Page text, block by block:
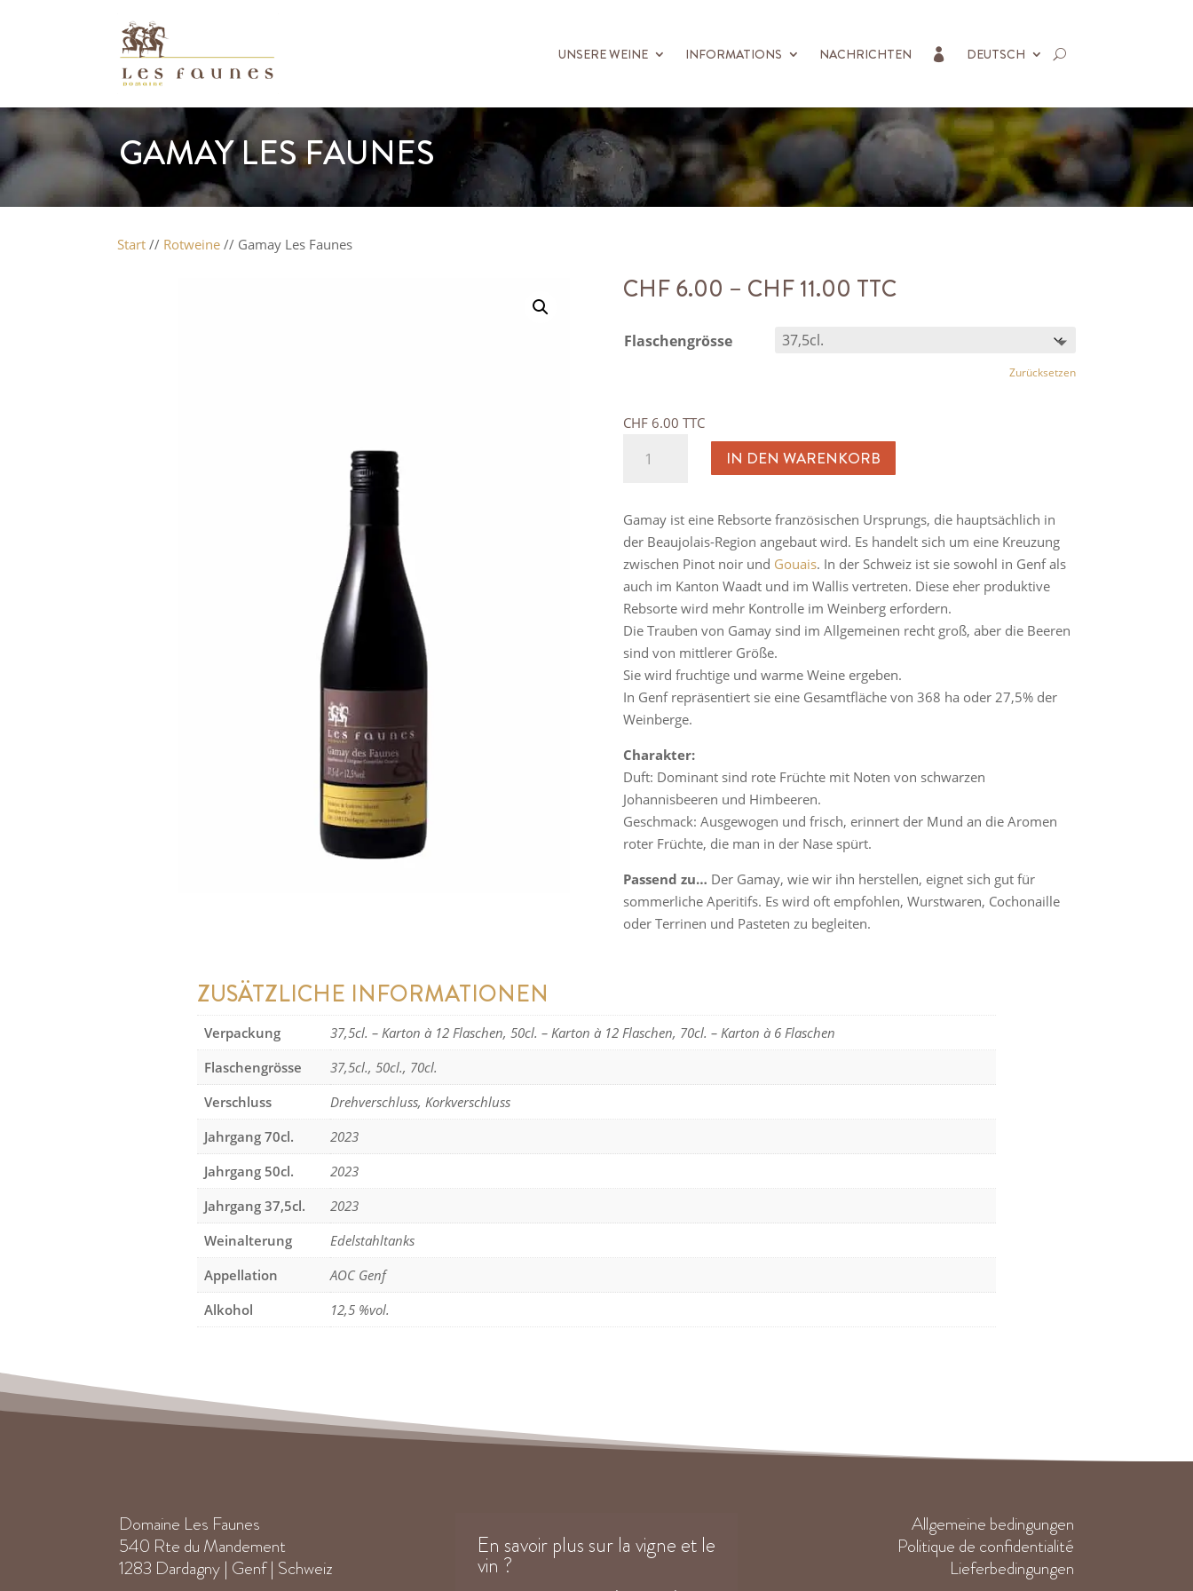
UNSERE WEINE INFORMATIONS NACHRICHTEN  DEUTSCH
GAMAY LES FAUNES
Start // Rotweine // Gamay Les Faunes
CHF6.00 – CHF11.00 Preisspanne:
TTC
Flaschengrösse
Zurücksetzen
CHF6.00 TTC
Menge
IN DEN WARENKORB
l
t
e
r
n
a
t
i
v
e
Gamay ist eine Rebsorte französischen Ursprungs, die hauptsächlich in
der Beaujolais-Region angebaut wird. Es handelt sich um eine Kreuzung
zwischen Pinot noir und Gouais. In der Schweiz ist sie sowohl in Genf als
auch im Kanton Waadt und im Wallis vertreten. Diese eher produktive
Rebsorte wird mehr Kontrolle im Weinberg erfordern.
Die Trauben von Gamay sind im Allgemeinen recht groß, aber die Beeren
sind von mittlerer Größe.
Sie wird fruchtige und warme Weine ergeben.
In Genf repräsentiert sie eine Gesamtfläche von 368 ha oder 27,5% der
Weinberge.
Charakter:
Duft: Dominant sind rote Früchte mit Noten von schwarzen
Johannisbeeren und Himbeeren.
Geschmack: Ausgewogen und frisch, erinnert der Mund an die Aromen
roter Früchte, die man in der Nase spürt.
Passend zu… Der Gamay, wie wir ihn herstellen, eignet sich gut für
sommerliche Aperitifs. Es wird oft empfohlen, Wurstwaren, Cochonaille
oder Terrinen und Pasteten zu begleiten.
ZUSÄTZLICHE INFORMATIONEN
Verpackung
37,5cl. – Karton à 12 Flaschen, 50cl. – Karton à 12 Flaschen, 70cl. – Karton à 6 Flaschen
Flaschengrösse
37,5cl., 50cl., 70cl.
Verschluss
Drehverschluss, Korkverschluss
Jahrgang 70cl.
2023
Jahrgang 50cl.
2023
Jahrgang 37,5cl.
2023
Weinalterung
Edelstahltanks
Appellation
AOC Genf
Alkohol
12,5 %vol.
Domaine Les Faunes
540 Rte du Mandement
1283 Dardagny | Genf | Schweiz
En savoir plus sur la vigne et le
vin ?
Allgemeine bedingungen
Politique de confidentialité
Lieferbedingungen